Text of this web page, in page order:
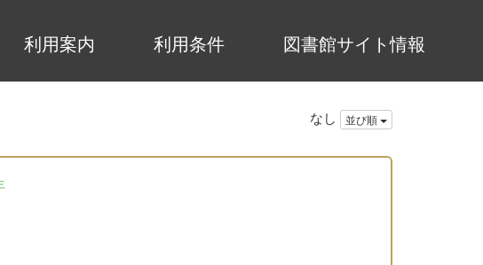
利用案内 利用条件 図書館サイト情報
なし 並び順